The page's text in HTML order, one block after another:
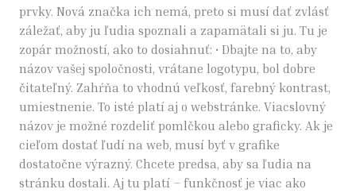
prvky. Nová značka ich nemá, preto si musí dať zvlásť
záležať, aby ju ľudia spoznali a zapamätali si ju. Tu je
zopár možností, ako to dosiahnuť: • Dbajte na to, aby
názov vašej spoločnosti, vrátane logotypu, bol dobre
čitateľný. Zahŕňa to vhodnú veľkosť, farebný kontrast,
umiestnenie. To isté platí aj o webstránke. Viacslovný
názov je možné rozdeliť pomlčkou alebo graficky. Ak je
cieľom dostať ľudí na web, musí byť v grafike
dostatočne výrazný. Chcete predsa, aby sa ľudia na
stránku dostali. Aj tu platí – funkčnosť je viac ako